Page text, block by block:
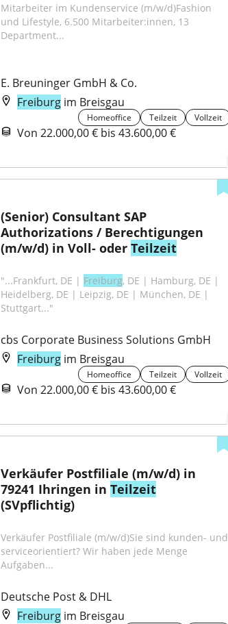
Mitarbeiter im Kundenservice (m/w/d)Fashion
und Lifestyle, 6.500 Mitarbeiter:innen, 13
Department...
E. Breuninger GmbH & Co.
Freiburg im Breisgau
Homeoffice Teilzeit Vollzeit
Von 22.000,00 € bis 43.600,00 €
(Senior) Consultant SAP
Authorizations / Berechtigungen
(m/w/d) in Voll- oder Teilzeit
"...Frankfurt, DE | Freiburg, DE | Hamburg, DE |
Heidelberg, DE | Leipzig, DE | München, DE |
Stuttgart..."
cbs Corporate Business Solutions GmbH
Freiburg im Breisgau
Homeoffice Teilzeit Vollzeit
Von 22.000,00 € bis 43.600,00 €
Verkäufer Postfiliale (m/w/d) in
79241 Ihringen in Teilzeit
(SVpflichtig)
Verkäufer Postfiliale (m/w/d)Sie sind kunden- und
serviceorientiert? Wir haben jede Menge
Aufgaben...
Deutsche Post & DHL
Freiburg im Breisgau